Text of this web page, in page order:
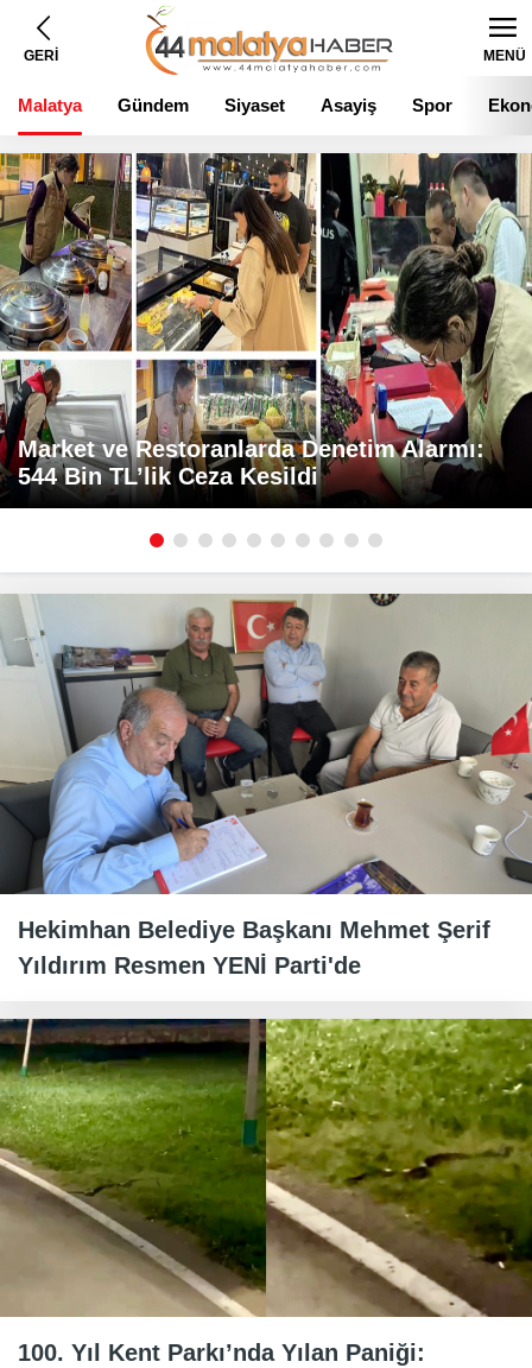
GERİ MENÜ
Malatya Gündem Siyaset Asayiş Spor
Market ve Restoranlarda Denetim Alarmı:
544 Bin TL’lik Ceza Kesildi
Hekimhan Belediye Başkanı Mehmet Şerif
Yıldırım Resmen YENİ Parti'de
100. Yıl Kent Parkı’nda Yılan Paniği: